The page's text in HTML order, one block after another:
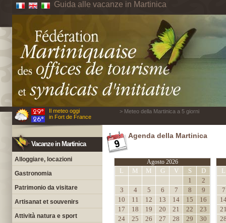
Guida alle vacanze in Martinica
Il meteo oggi
in Fort de France
> Meteo della Martinica a 5 giorni
Vacanze in Martinica
Alloggiare, locazioni
Gastronomia
Patrimonio da visitare
Artisanat et souvenirs
Attività natura e sport
Agenda della Martinica
Agosto 2026
L M M G V S
D
1
2
3
4 5 6 7 8
9
10
11 12 13 14 15
16
17
18 19 20 21 22
23
24
25 26 27 28 29
30
L
7